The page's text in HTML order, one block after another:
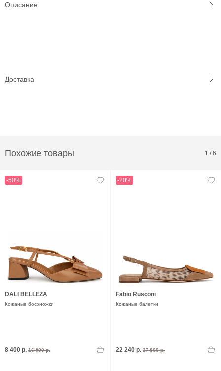
Описание
Доставка
Похожие товары 1 /6
-50%
DALI BELLEZA
Кожаные босоножки
8 400 р. 16 800 р.
-20%
Fabio Rusconi
Кожаные балетки
22 240 р. 27 800 р.